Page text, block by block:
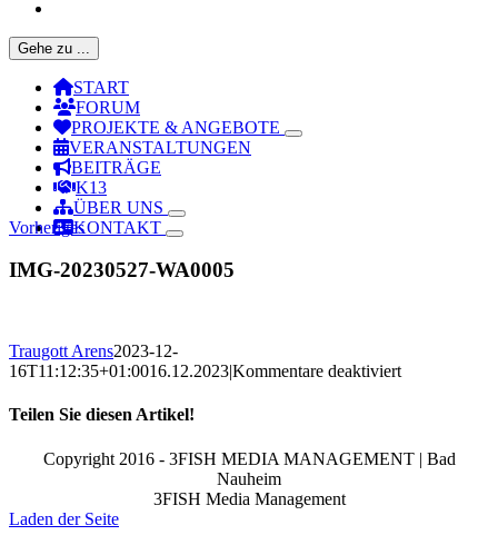
Gehe zu ...
START
FORUM
PROJEKTE & ANGEBOTE
VERANSTALTUNGEN
BEITRÄGE
K13
ÜBER UNS
KONTAKT
Vorheriges
IMG-20230527-WA0005
Traugott Arens2023-12-
16T11:12:35+01:0016.12.2023|Kommentare deaktiviertfür
Teilen Sie diesen Artikel!
Facebook
Reddit
LinkedIn
WhatsApp
Telegram
Tumblr
Pinterest
EmailCopyright 2016 - 3FISH MEDIA MANAGEMENT | Bad
Nauheim
3FISH Media Management
Laden der Seite